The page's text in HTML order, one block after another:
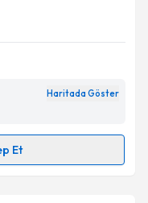
bilgilendireceğiz.
ilişkin
belirtilen
ediyorum.
Haritada Göster
Et